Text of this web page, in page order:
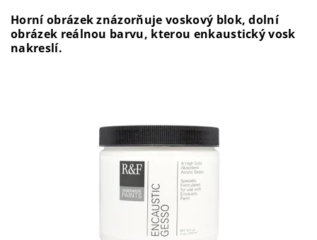
Horní obrázek znázorňuje voskový blok, dolní
obrázek reálnou barvu, kterou enkaustický vosk
nakreslí.